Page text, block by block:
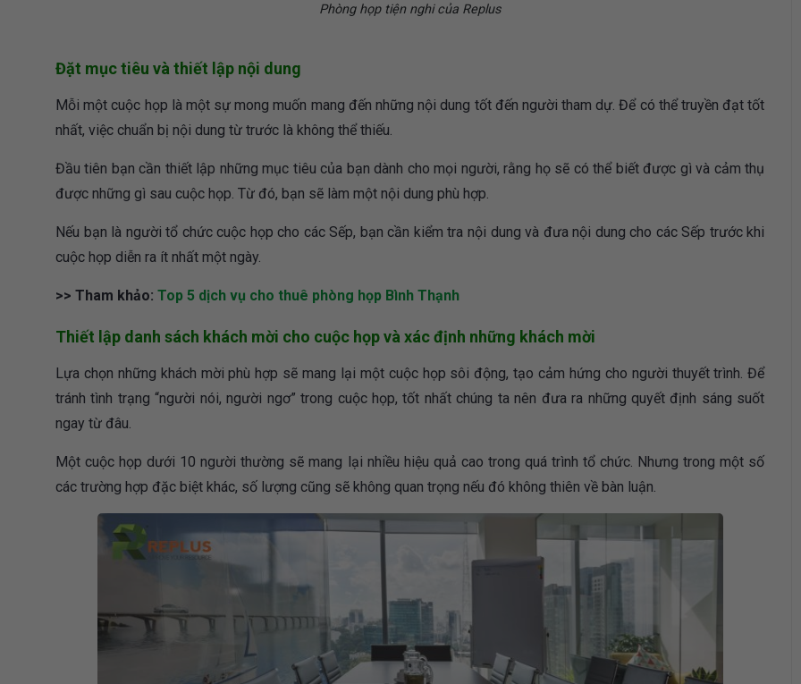
Phòng họp tiện nghi của Replus
Đặt mục tiêu và thiết lập nội dung
Mỗi một cuộc họp là một sự mong muốn mang đến những nội dung tốt đến người tham dự. Để có thể truyền đạt tốt
nhất, việc chuẩn bị nội dung từ trước là không thể thiếu.
Đầu tiên bạn cần thiết lập những mục tiêu của bạn dành cho mọi người, rằng họ sẽ có thể biết được gì và cảm thụ
được những gì sau cuộc họp. Từ đó, bạn sẽ làm một nội dung phù hợp.
Nếu bạn là người tổ chức cuộc họp cho các Sếp, bạn cần kiểm tra nội dung và đưa nội dung cho các Sếp trước khi
cuộc họp diễn ra ít nhất một ngày.
>> Tham khảo: Top 5 dịch vụ cho thuê phòng họp Bình Thạnh
Thiết lập danh sách khách mời cho cuộc họp và xác định những khách mời
Lựa chọn những khách mời phù hợp sẽ mang lại một cuộc họp sôi động, tạo cảm hứng cho người thuyết trình. Để
tránh tình trạng “người nói, người ngơ” trong cuộc họp, tốt nhất chúng ta nên đưa ra những quyết định sáng suốt
ngay từ đâu.
Một cuộc họp dưới 10 người thường sẽ mang lại nhiều hiệu quả cao trong quá trình tổ chức. Nhưng trong một số
các trường hợp đặc biệt khác, số lượng cũng sẽ không quan trọng nếu đó không thiên về bàn luận.